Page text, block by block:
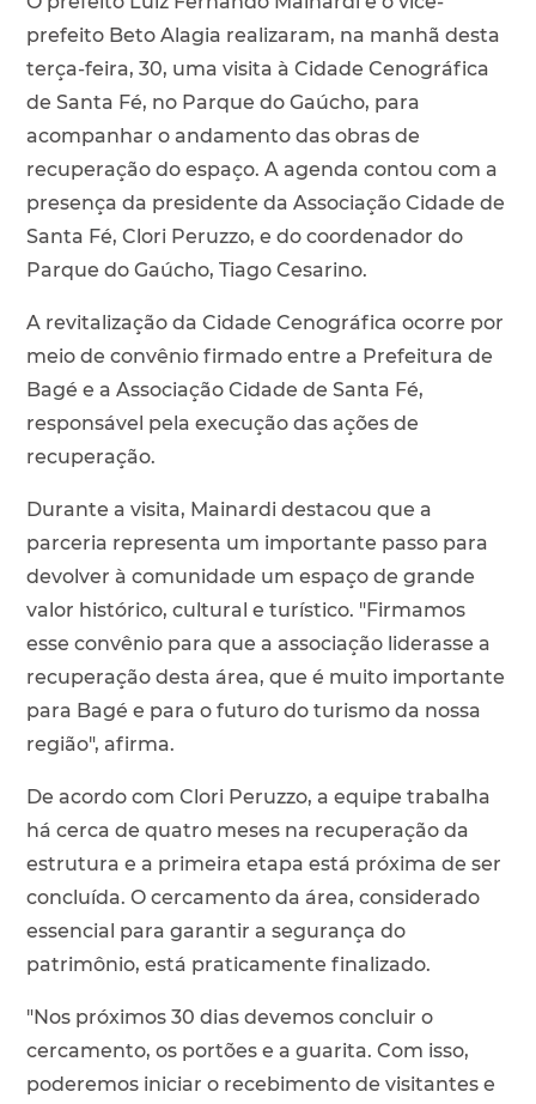
prefeito Beto Alagia realizaram, na manhã desta
terça-feira, 30, uma visita à Cidade Cenográfica
de Santa Fé, no Parque do Gaúcho, para
acompanhar o andamento das obras de
recuperação do espaço. A agenda contou com a
presença da presidente da Associação Cidade de
Santa Fé, Clori Peruzzo, e do coordenador do
Parque do Gaúcho, Tiago Cesarino.
A revitalização da Cidade Cenográfica ocorre por
meio de convênio firmado entre a Prefeitura de
Bagé e a Associação Cidade de Santa Fé,
responsável pela execução das ações de
recuperação.
Durante a visita, Mainardi destacou que a
parceria representa um importante passo para
devolver à comunidade um espaço de grande
valor histórico, cultural e turístico. "Firmamos
esse convênio para que a associação liderasse a
recuperação desta área, que é muito importante
para Bagé e para o futuro do turismo da nossa
região", afirma.
De acordo com Clori Peruzzo, a equipe trabalha
há cerca de quatro meses na recuperação da
estrutura e a primeira etapa está próxima de ser
concluída. O cercamento da área, considerado
essencial para garantir a segurança do
patrimônio, está praticamente finalizado.
"Nos próximos 30 dias devemos concluir o
cercamento, os portões e a guarita. Com isso,
poderemos iniciar o recebimento de visitantes e